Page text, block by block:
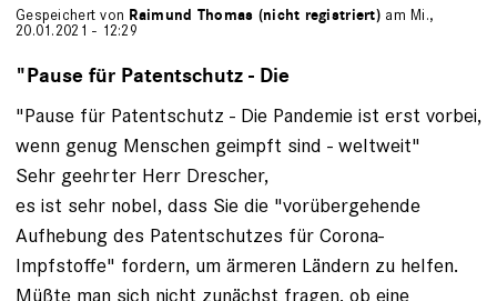
Gespeichert von Raimund Thomas (nicht registriert) am Mi.,
20.01.2021 - 12:29
"Pause für Patentschutz - Die
"Pause für Patentschutz - Die Pandemie ist erst vorbei,
wenn genug Menschen geimpft sind - weltweit"
Sehr geehrter Herr Drescher,
es ist sehr nobel, dass Sie die "vorübergehende
Aufhebung des Patentschutzes für Corona-
Impfstoffe" fordern, um ärmeren Ländern zu helfen.
Müßte man sich nicht zunächst fragen, ob eine